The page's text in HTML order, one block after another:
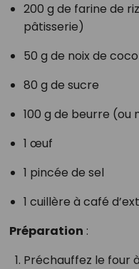
200 g de farine de
pâtisserie)
50 g de noix de
80 g de sucre
100 g de beurre
1 œuf
1 pincée de sel
1 cuillère à café
Préparation :
Préchauffez le four à